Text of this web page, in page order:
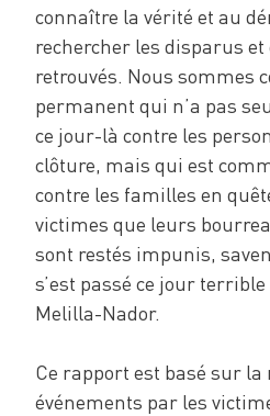
connaître la vérité et au
rechercher les disparus
retrouvés. Nous sommes
permanent qui n’a pas
ce jour-là contre les
clôture, mais qui est
contre les familles en
victimes que leurs
sont restés impunis,
s’est passé ce jour
Melilla-Nador.
Ce rapport est basé sur
événements par les